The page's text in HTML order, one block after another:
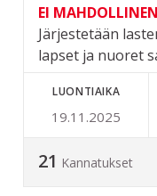
EI MAHDOLLINEN
Järjestetään
lapset ja nuoret
LUONTIAIKA
19.11.2025
21 Kannatukset